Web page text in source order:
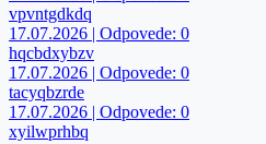
vpvntgdkdq
17.07.2026 | Odpovede: 0
hqcbdxybzv
17.07.2026 | Odpovede: 0
tacyqbzrde
17.07.2026 | Odpovede: 0
xyilwprhbq